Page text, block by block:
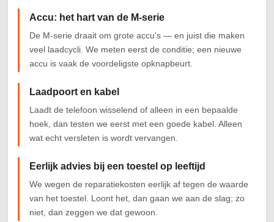
Accu: het hart van de M-serie
De M-serie draait om grote accu's — en juist die maken
veel laadcycli. We meten eerst de conditie; een nieuwe
accu is vaak de voordeligste opknapbeurt.
Laadpoort en kabel
Laadt de telefoon wisselend of alleen in een bepaalde
hoek, dan testen we eerst met een goede kabel. Alleen
wat echt versleten is wordt vervangen.
Eerlijk advies bij een toestel op leeftijd
We wegen de reparatiekosten eerlijk af tegen de waarde
van het toestel. Loont het, dan gaan we aan de slag; zo
niet, dan zeggen we dat gewoon.